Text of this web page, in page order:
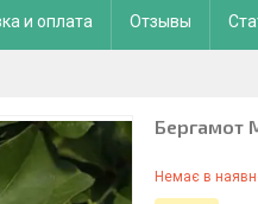
и оплата Отзывы
Бергамот
Немає в